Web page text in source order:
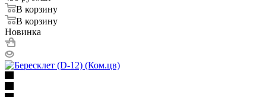
В корзину
В корзину
Новинка